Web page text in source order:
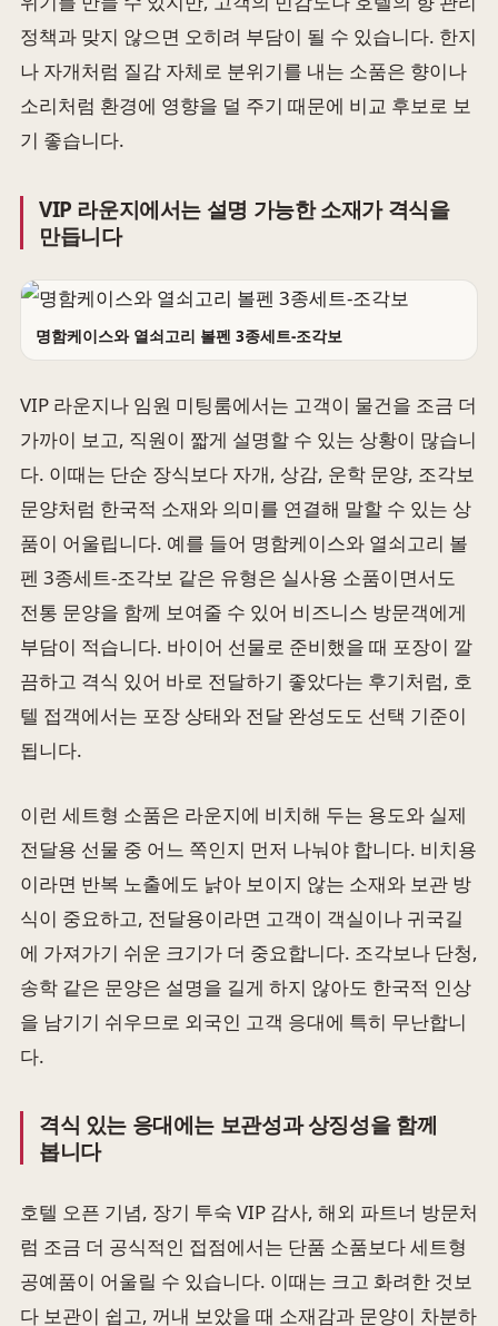
정책과 맞지 않으면 오히려 부담이 될 수 있습니다. 한지
나 자개처럼 질감 자체로 분위기를 내는 소품은 향이나
소리처럼 환경에 영향을 덜 주기 때문에 비교 후보로 보
기 좋습니다.
VIP 라운지에서는 설명 가능한 소재가 격식을
만듭니다
명함케이스와 열쇠고리 볼펜 3종세트-조각보
VIP 라운지나 임원 미팅룸에서는 고객이 물건을 조금 더
가까이 보고, 직원이 짧게 설명할 수 있는 상황이 많습니
다. 이때는 단순 장식보다 자개, 상감, 운학 문양, 조각보
문양처럼 한국적 소재와 의미를 연결해 말할 수 있는 상
품이 어울립니다. 예를 들어 명함케이스와 열쇠고리 볼
펜 3종세트-조각보 같은 유형은 실사용 소품이면서도
전통 문양을 함께 보여줄 수 있어 비즈니스 방문객에게
부담이 적습니다. 바이어 선물로 준비했을 때 포장이 깔
끔하고 격식 있어 바로 전달하기 좋았다는 후기처럼, 호
텔 접객에서는 포장 상태와 전달 완성도도 선택 기준이
됩니다.
이런 세트형 소품은 라운지에 비치해 두는 용도와 실제
전달용 선물 중 어느 쪽인지 먼저 나눠야 합니다. 비치용
이라면 반복 노출에도 낡아 보이지 않는 소재와 보관 방
식이 중요하고, 전달용이라면 고객이 객실이나 귀국길
에 가져가기 쉬운 크기가 더 중요합니다. 조각보나 단청,
송학 같은 문양은 설명을 길게 하지 않아도 한국적 인상
을 남기기 쉬우므로 외국인 고객 응대에 특히 무난합니
다.
격식 있는 응대에는 보관성과 상징성을 함께
봅니다
호텔 오픈 기념, 장기 투숙 VIP 감사, 해외 파트너 방문처
럼 조금 더 공식적인 접점에서는 단품 소품보다 세트형
공예품이 어울릴 수 있습니다. 이때는 크고 화려한 것보
다 보관이 쉽고, 꺼내 보았을 때 소재감과 문양이 차분하